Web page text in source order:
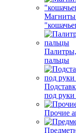
Магниты
пальцы
под
Прочие